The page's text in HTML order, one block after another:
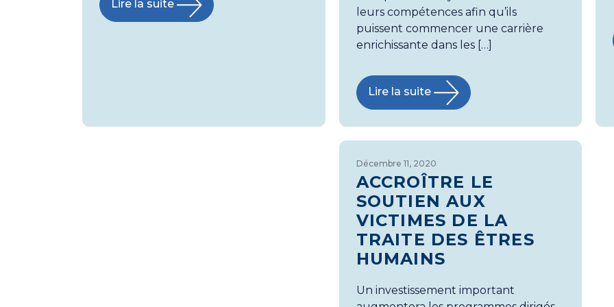
Lire la suite
leurs compétences afin qu’ils
puissent commencer une carrière
enrichissante dans les […]
Lire la suite
Décembre 11, 2020
ACCROÎTRE LE
SOUTIEN AUX
VICTIMES DE LA
TRAITE DES ÊTRES
HUMAINS
Un investissement important